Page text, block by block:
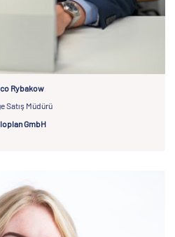
Rybakow
Satış Müdürü
GmbH